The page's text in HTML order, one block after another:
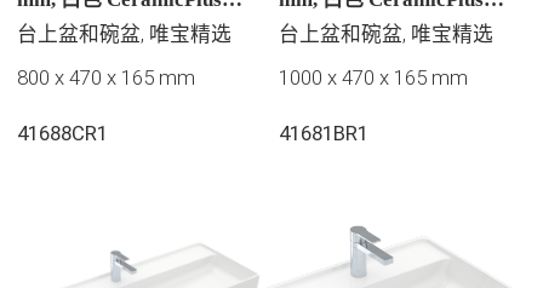
易洁釉面, 有隐藏式溢水
台上盆和碗盆, 唯宝精选
800 x 470 x 165 mm
41688CR1
易洁釉面, 有隐藏式溢水
台上盆和碗盆, 唯宝精选
1000 x 470 x 165 mm
41681BR1